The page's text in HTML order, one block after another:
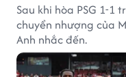
Sau khi hòa PSG 1-
chuyển nhượng của
Anh nhắc đến.